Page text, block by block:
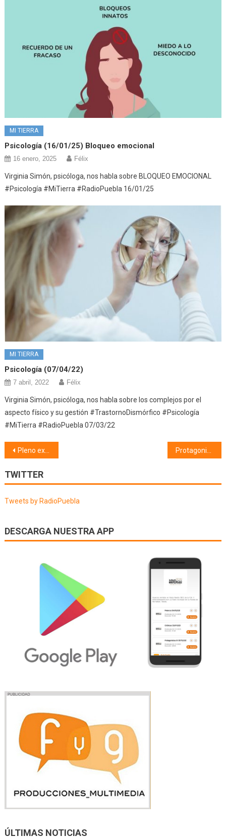
MI TIERRA
Psicología (16/01/25) Bloqueo emocional
16 enero, 2025 Félix
Virginia Simón, psicóloga, nos habla sobre BLOQUEO EMOCIONAL
#Psicología #MiTierra #RadioPuebla 16/01/25
MI TIERRA
Psicología (07/04/22)
7 abril, 2022 Félix
Virginia Simón, psicóloga, nos habla sobre los complejos por el
aspecto físico y su gestión #TrastornoDismórfico #Psicología
#MiTierra #RadioPuebla 07/03/22
Navegación
de
entradas
Pleno extraordinario (12/06/19)
TWITTER
Tweets by RadioPuebla
DESCARGA NUESTRA APP
ÚLTIMAS NOTICIAS